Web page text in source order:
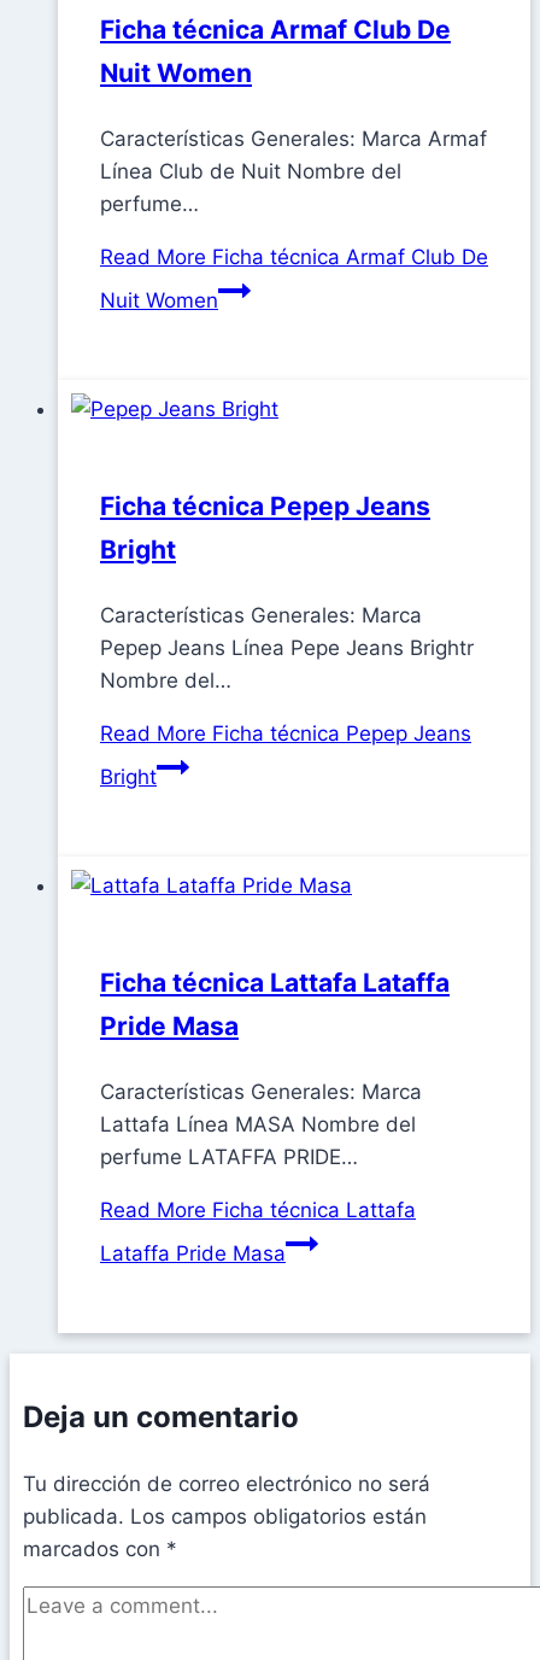
Ficha técnica Armaf Club De
Nuit Women
Características Generales: Marca Armaf
Línea Club de Nuit Nombre del
perfume…
Read More Ficha técnica Armaf Club De
Nuit Women
Ficha técnica Pepep Jeans
Bright
Características Generales: Marca
Pepep Jeans Línea Pepe Jeans Brightr
Nombre del…
Read More Ficha técnica Pepep Jeans
Bright
Ficha técnica Lattafa Lataffa
Pride Masa
Características Generales: Marca
Lattafa Línea MASA Nombre del
perfume LATAFFA PRIDE…
Read More Ficha técnica Lattafa
Lataffa Pride Masa
Deja un comentario
Tu dirección de correo electrónico no será
publicada. Los campos obligatorios están
marcados con *